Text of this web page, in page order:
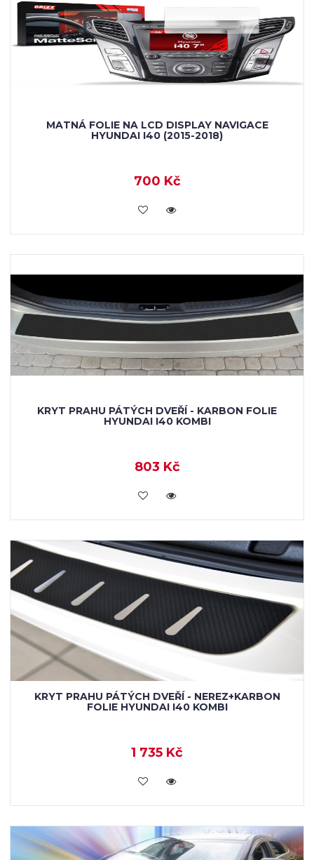
MATNÁ FOLIE NA LCD DISPLAY NAVIGACE
HYUNDAI I40 (2015-2018)
700 Kč
KOUPIT
KRYT PRAHU PÁTÝCH DVEŘÍ - KARBON FOLIE
HYUNDAI I40 KOMBI
803 Kč
KOUPIT
KRYT PRAHU PÁTÝCH DVEŘÍ - NEREZ+KARBON
FOLIE HYUNDAI I40 KOMBI
1 735 Kč
KOUPIT